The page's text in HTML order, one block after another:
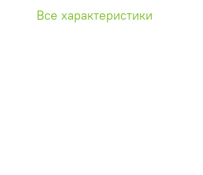
Все характеристики